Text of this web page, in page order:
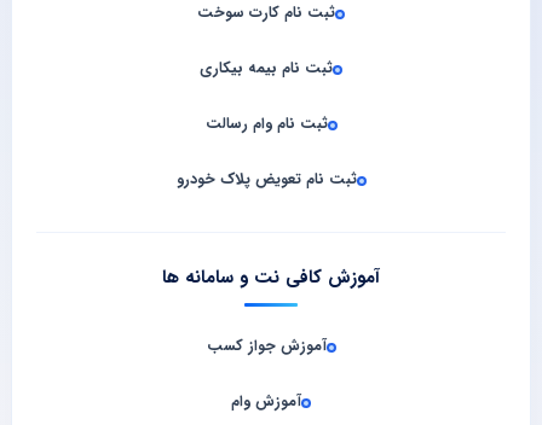
ثبت نام کارت سوخت
ثبت نام بیمه بیکاری
ثبت نام وام رسالت
ثبت نام تعویض پلاک خودرو
آموزش کافی نت و سامانه‌ ها
آموزش جواز کسب
آموزش وام